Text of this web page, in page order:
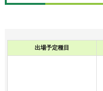
出場予定種目